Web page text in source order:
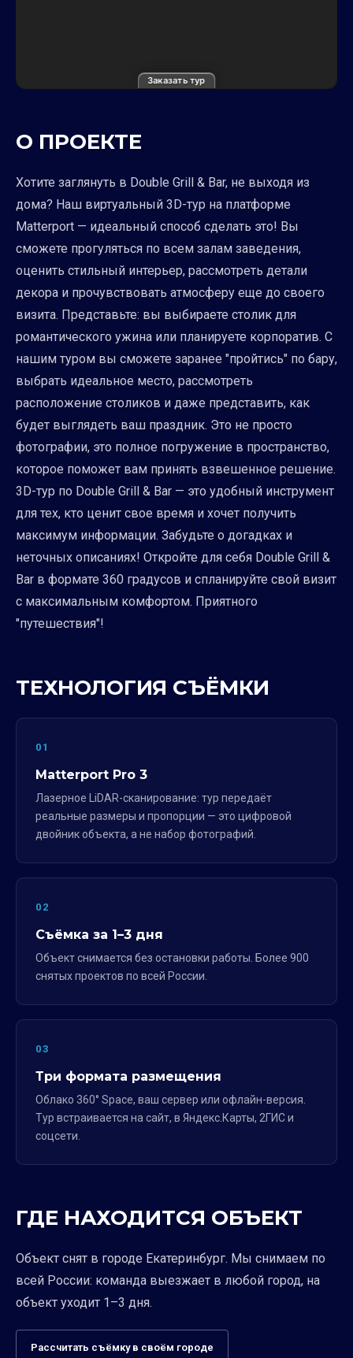
Заказать тур
О ПРОЕКТЕ
Хотите заглянуть в Double Grill & Bar, не выходя из
дома? Наш виртуальный 3D-тур на платформе
Matterport — идеальный способ сделать это! Вы
сможете прогуляться по всем залам заведения,
оценить стильный интерьер, рассмотреть детали
декора и прочувствовать атмосферу еще до своего
визита. Представьте: вы выбираете столик для
романтического ужина или планируете корпоратив. С
нашим туром вы сможете заранее "пройтись" по бару,
выбрать идеальное место, рассмотреть
расположение столиков и даже представить, как
будет выглядеть ваш праздник. Это не просто
фотографии, это полное погружение в пространство,
которое поможет вам принять взвешенное решение.
3D-тур по Double Grill & Bar — это удобный инструмент
для тех, кто ценит свое время и хочет получить
максимум информации. Забудьте о догадках и
неточных описаниях! Откройте для себя Double Grill &
Bar в формате 360 градусов и спланируйте свой визит
с максимальным комфортом. Приятного
"путешествия"!
ТЕХНОЛОГИЯ СЪЁМКИ
01
Matterport Pro 3
Лазерное LiDAR-сканирование: тур передаёт
реальные размеры и пропорции — это цифровой
двойник объекта, а не набор фотографий.
02
Съёмка за 1–3 дня
Объект снимается без остановки работы. Более 900
снятых проектов по всей России.
03
Три формата размещения
Облако 360° Space, ваш сервер или офлайн-версия.
Тур встраивается на сайт, в Яндекс.Карты, 2ГИС и
соцсети.
ГДЕ НАХОДИТСЯ ОБЪЕКТ
Объект снят в городе Екатеринбург. Мы снимаем по
всей России: команда выезжает в любой город, на
объект уходит 1–3 дня.
Рассчитать съёмку в своём городе